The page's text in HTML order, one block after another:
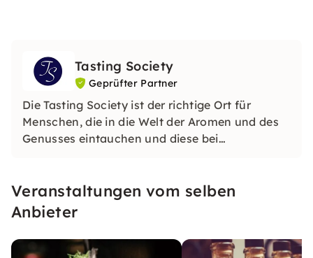
Tasting Society
Geprüfter Partner
Die Tasting Society ist der richtige Ort für
Menschen, die in die Welt der Aromen und des
Genusses eintauchen und diese bei
Veranstaltungen vom selben
Anbieter